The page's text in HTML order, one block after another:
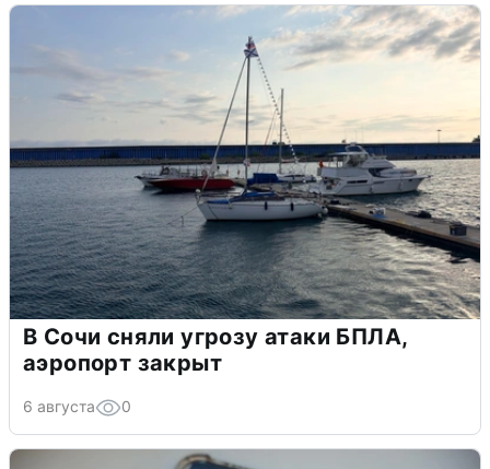
В Сочи сняли угрозу атаки БПЛА,
аэропорт закрыт
6 августа 0